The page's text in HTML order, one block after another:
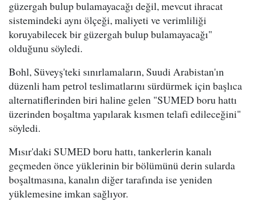
güzergah bulup bulamayacağı değil, mevcut ihracat
sistemindeki aynı ölçeği, maliyeti ve verimliliği
koruyabilecek bir güzergah bulup bulamayacağı"
olduğunu söyledi.
Bohl, Süveyş'teki sınırlamaların, Suudi Arabistan'ın
düzenli ham petrol teslimatlarını sürdürmek için başlıca
alternatiflerinden biri haline gelen "SUMED boru hattı
üzerinden boşaltma yapılarak kısmen telafi edileceğini"
söyledi.
Mısır'daki SUMED boru hattı, tankerlerin kanalı
geçmeden önce yüklerinin bir bölümünü derin sularda
boşaltmasına, kanalın diğer tarafında ise yeniden
yüklemesine imkan sağlıyor.